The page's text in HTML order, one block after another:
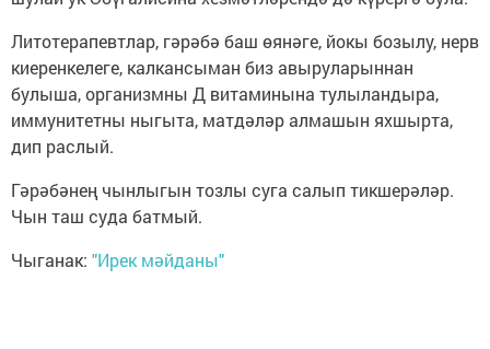
Литотерапевтлар, гәрәбә баш өянәге, йокы бозылу, нерв
киеренкелеге, калкансыман биз авыруларыннан
булыша, организмны Д витаминына тулыландыра,
иммунитетны ныгыта, матдәләр алмашын яхшырта,
дип раслый.
Гәрәбәнең чынлыгын тозлы суга салып тикшерәләр.
Чын таш суда батмый.
Чыганак: "Ирек мәйданы"